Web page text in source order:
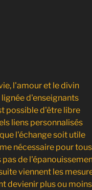
l'amour et le divin
lignée d'enseignants
possible d'être libre
liens personnalisés
l'échange soit utile
nécessaire pour tous
pas de
viennent les
devienir plus ou moins